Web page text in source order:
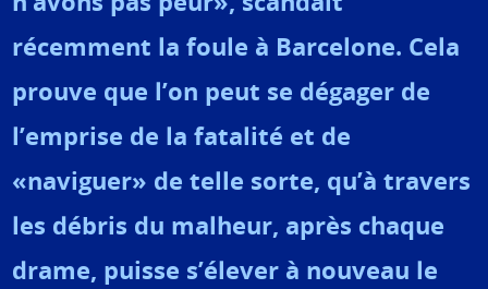
récemment la foule à Barcelone. Cela
prouve que l’on peut se dégager de
l’emprise de la fatalité et de
«naviguer» de telle sorte, qu’à travers
les débris du malheur, après chaque
drame, puisse s’élever à nouveau le